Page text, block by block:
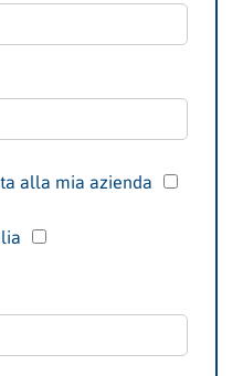
alla mia azienda